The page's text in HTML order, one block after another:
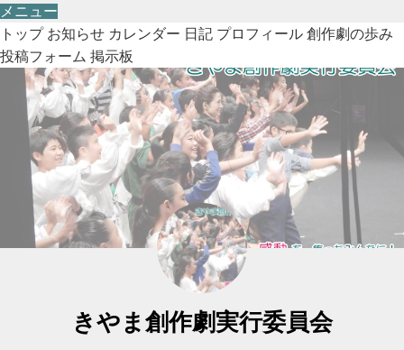
メニュー
トップ お知らせ カレンダー 日記 プロフィール 創作劇の歩み
投稿フォーム 掲示板
きやま創作劇実行委員会